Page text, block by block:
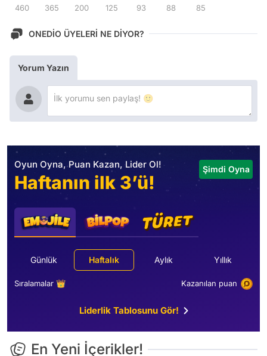
460 365 200 125 93 88 85
ONEDİO ÜYELERİ NE DİYOR?
Yorum Yazın
Oyun Oyna, Puan Kazan, Lider Ol!
Haftanın ilk 3’ü!
Şimdi Oyna
Günlük Haftalık Aylık Yıllık
Sıralamalar 👑 Kazanılan puan
Liderlik Tablosunu Gör!
En Yeni İçerikler!